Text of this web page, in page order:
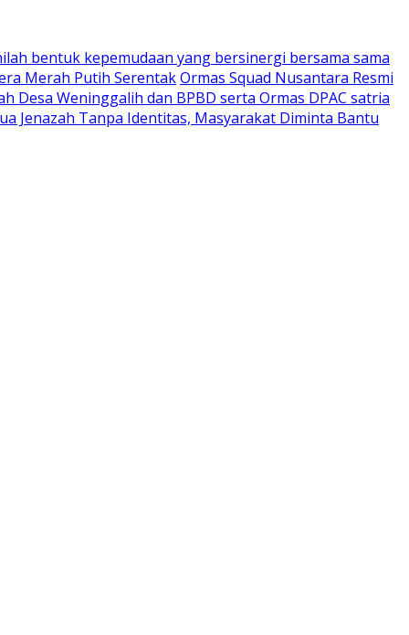
bentuk kepemudaan yang bersinergi bersama sama
Merah Putih SerentakOrmas Squad Nusantara Resmi
Desa Weninggalih dan BPBD serta Ormas DPAC satria
Jenazah Tanpa Identitas, Masyarakat Diminta Bantu